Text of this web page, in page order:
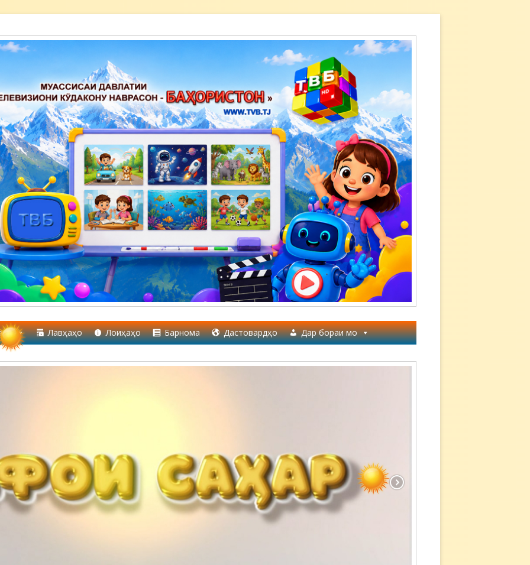
Лавҳаҳо Лоиҳаҳо Барнома Дастовардҳо Дар бораи мо